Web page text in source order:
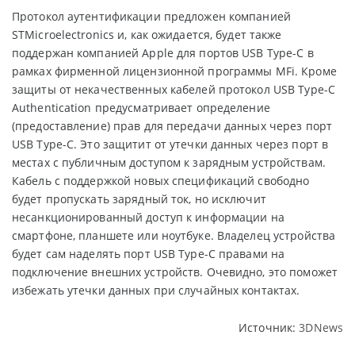
Протокол аутентификации предложен компанией
STMicroelectronics и, как ожидается, будет также
поддержан компанией Apple для портов USB Type-C в
рамках фирменной лицензионной программы MFi. Кроме
защиты от некачественных кабелей протокол USB Type-C
Authentication предусматривает определение
(предоставление) прав для передачи данных через порт
USB Type-C. Это защитит от утечки данных через порт в
местах с публичным доступом к зарядным устройствам.
Кабель с поддержкой новых спецификаций свободно
будет пропускать зарядный ток, но исключит
несанкционированный доступ к информации на
смартфоне, планшете или ноутбуке. Владелец устройства
будет сам наделять порт USB Type-C правами на
подключение внешних устройств. Очевидно, это поможет
избежать утечки данных при случайных контактах.
Источник:3DNews